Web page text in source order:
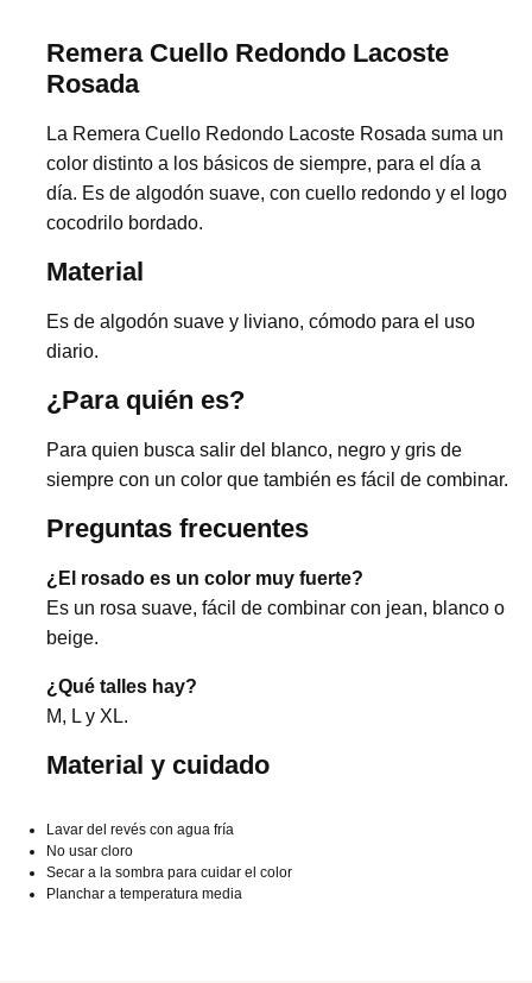
Remera Cuello Redondo Lacoste
Rosada
La Remera Cuello Redondo Lacoste Rosada suma un
color distinto a los básicos de siempre, para el día a
día. Es de algodón suave, con cuello redondo y el logo
cocodrilo bordado.
Material
Es de algodón suave y liviano, cómodo para el uso
diario.
¿Para quién es?
Para quien busca salir del blanco, negro y gris de
siempre con un color que también es fácil de combinar.
Preguntas frecuentes
¿El rosado es un color muy fuerte?
Es un rosa suave, fácil de combinar con jean, blanco o
beige.
¿Qué talles hay?
M, L y XL.
Material y cuidado
Lavar del revés con agua fría
No usar cloro
Secar a la sombra para cuidar el color
Planchar a temperatura media